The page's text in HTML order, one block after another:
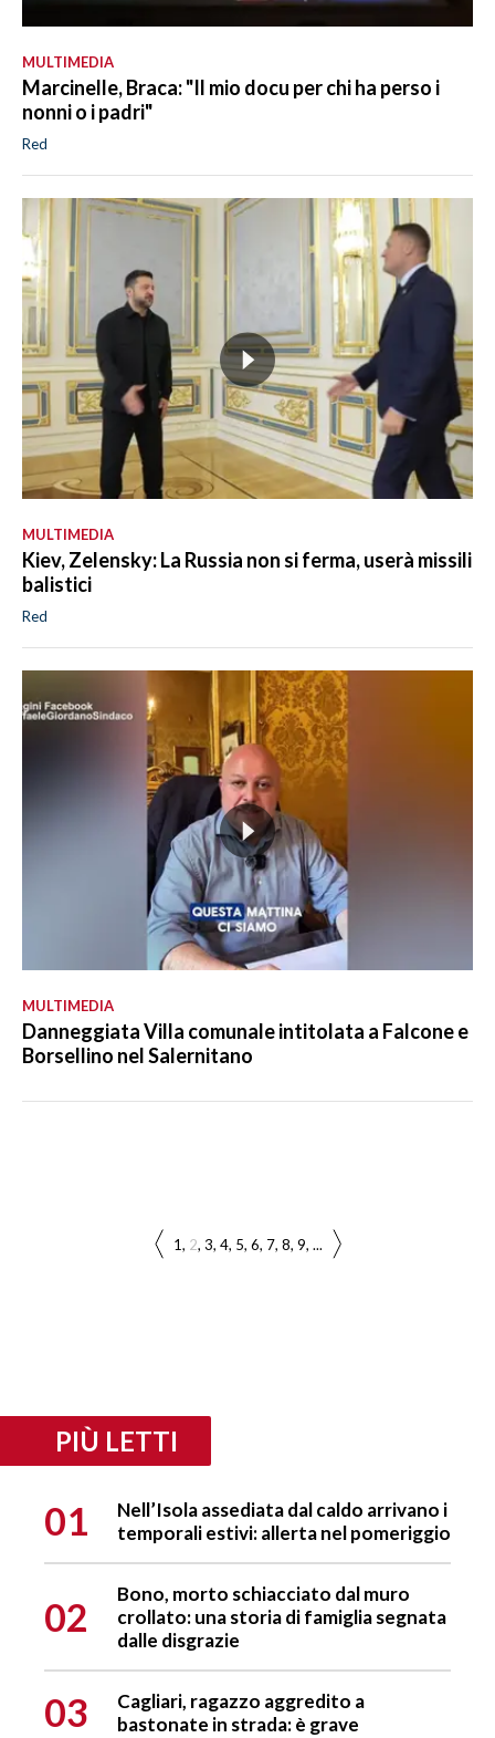
MULTIMEDIA
Marcinelle, Braca: "Il mio docu per chi ha perso i
nonni o i padri"
Red
MULTIMEDIA
Kiev, Zelensky: La Russia non si ferma, userà missili
balistici
Red
MULTIMEDIA
Danneggiata Villa comunale intitolata a Falcone e
Borsellino nel Salernitano
1 2 3 4 5 6 7 8 9 ...
PIÙ LETTI
01
Nell’Isola assediata dal caldo arrivano i
temporali estivi: allerta nel pomeriggio
02
Bono, morto schiacciato dal muro
crollato: una storia di famiglia segnata
dalle disgrazie
03
Cagliari, ragazzo aggredito a
bastonate in strada: è grave